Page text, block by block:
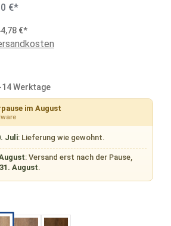
€*
€*
Werktage
im August
Juli: Lieferung wie gewohnt.
: Versand erst nach der Pause,
31. August.